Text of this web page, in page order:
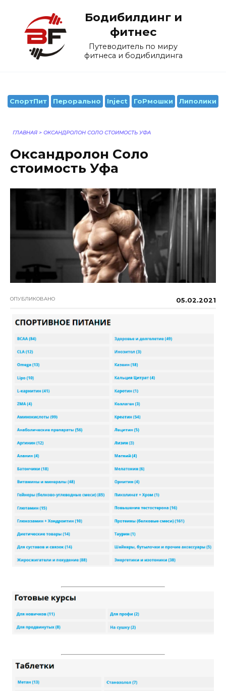
содержанию
Бодибилдинг и
фитнес
Путеводитель по миру
фитнеса и бодибилдинга
СпортПит Перорально Inject ГоРмошки Липолики
ГЛАВНАЯ > ОКСАНДРОЛОН СОЛО СТОИМОСТЬ УФА
Оксандролон Соло
стоимость Уфа
ОПУБЛИКОВАНО 05.02.2021